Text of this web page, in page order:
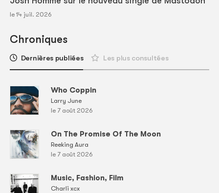
le 14 juil. 2026
Chroniques
Dernières publiées Les plus consultées
Who Coppin
Larry June
le 7 août 2026
On The Promise Of The Moon
Reeking Aura
le 7 août 2026
Music, Fashion, Film
Charli xcx